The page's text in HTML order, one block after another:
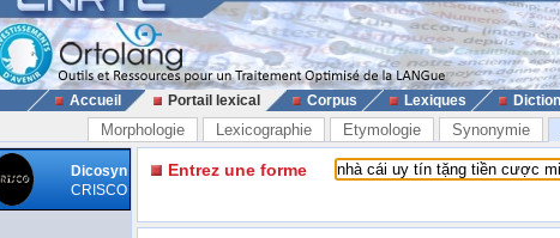
Accueil Portail lexical Corpus Lexiques
Morphologie Lexicographie Etymologie Synonymie
Dicosyn
CRISCO
Entrez une forme